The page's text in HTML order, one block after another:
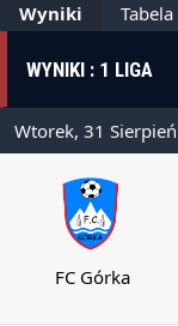
Wyniki Tabela
WYNIKI : 1 LIGA
Wtorek, 31
FC Górka